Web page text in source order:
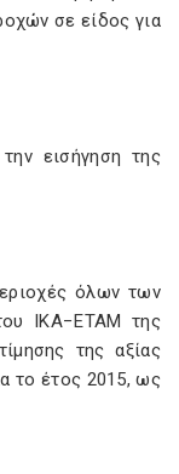
σε είδος για
εισήγηση της
όλων των
ΙΚΑ−ΕΤΑΜ της
της αξίας
το έτος 2015, ως